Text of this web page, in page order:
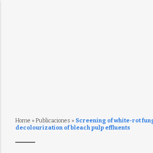
Home » Publicaciones » Screening of white-rot
decolourization of bleach pulp effluents